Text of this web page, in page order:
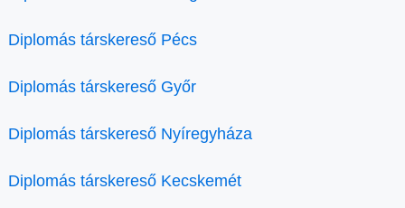
Diplomás társkereső Pécs
Diplomás társkereső Győr
Diplomás társkereső Nyíregyháza
Diplomás társkereső Kecskemét